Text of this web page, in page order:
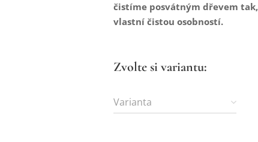
čistíme posvátným dřevem
vlastní čistou osobností.
Zvolte si variantu:
Varianta